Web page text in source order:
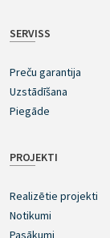
SERVISS
Preču garantija
Uzstādīšana
Piegāde
PROJEKTI
Realizētie projekti
Notikumi
Pasākumi